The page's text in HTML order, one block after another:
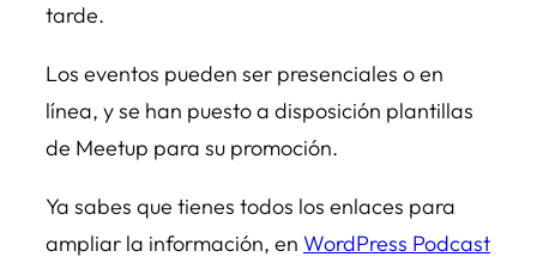
tarde.
Los eventos pueden ser presenciales o en
línea, y se han puesto a disposición plantillas
de Meetup para su promoción.
Ya sabes que tienes todos los enlaces para
ampliar la información, en WordPress Podcast